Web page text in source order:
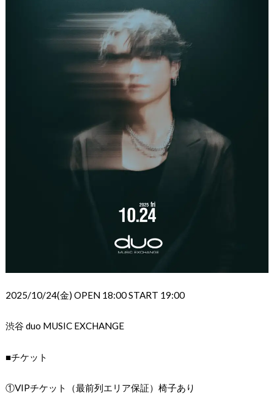
2025/10/24(金) OPEN 18:00 START 19:00
渋谷 duo MUSIC EXCHANGE
■チケット
①VIPチケット（最前列エリア保証）椅子あり